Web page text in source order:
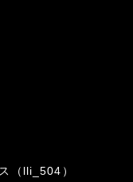
（lli_504）